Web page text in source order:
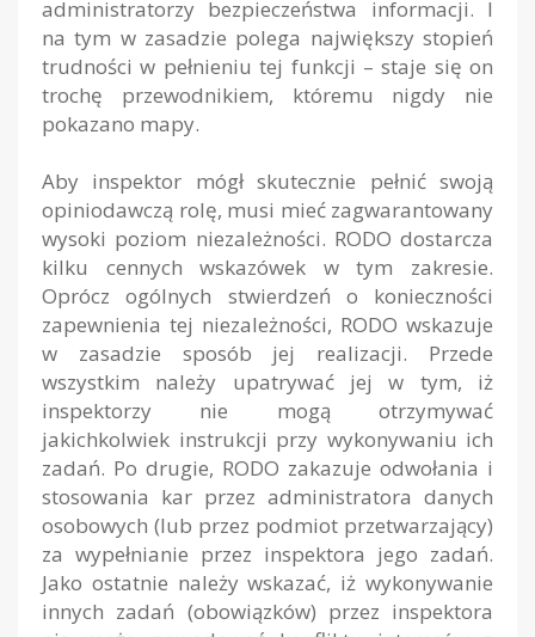
administratorzy bezpieczeństwa informacji. I
na tym w zasadzie polega największy stopień
trudności w pełnieniu tej funkcji – staje się on
trochę przewodnikiem, któremu nigdy nie
pokazano mapy.
Aby inspektor mógł skutecznie pełnić swoją
opiniodawczą rolę, musi mieć zagwarantowany
wysoki poziom niezależności. RODO dostarcza
kilku cennych wskazówek w tym zakresie.
Oprócz ogólnych stwierdzeń o konieczności
zapewnienia tej niezależności, RODO wskazuje
w zasadzie sposób jej realizacji. Przede
wszystkim należy upatrywać jej w tym, iż
inspektorzy nie mogą otrzymywać
jakichkolwiek instrukcji przy wykonywaniu ich
zadań. Po drugie, RODO zakazuje odwołania i
stosowania kar przez administratora danych
osobowych (lub przez podmiot przetwarzający)
za wypełnianie przez inspektora jego zadań.
Jako ostatnie należy wskazać, iż wykonywanie
innych zadań (obowiązków) przez inspektora